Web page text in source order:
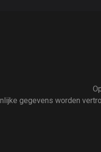
gegevens worden